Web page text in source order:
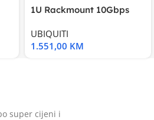
1U Rackmount 10Gbps
UBIQUITI
1.551,00 KM
super cijeni i